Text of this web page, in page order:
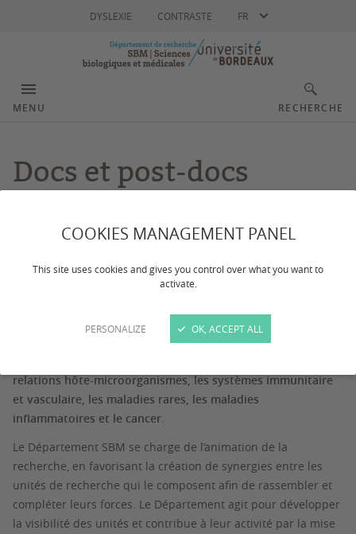
COOKIES MANAGEMENT PANEL
This site uses cookies and gives you control over what you want to
activate.
PERSONALIZE OK, ACCEPT ALL
DYSLEXIE CONTRASTE FR
MENU RECHERCHE
Docs et post-docs
Le Département SBM rassemble 6 unités de recherche et 1
scientifique qui s'intéressent à la recherche scientifique
biologique et médicale.
relations hôte-microorganismes, les systèmes immunitaire
et vasculaire, les maladies rares, les maladies
inflammatoires et le cancer.
Le Département SBM se charge de l’animation de la
recherche, en favorisant la création de synergies entre les
unités de recherche qui le composent afin de rassembler et
compléter leurs forces. Le Département agit pour développer
la visibilité des unités et contribue à leur activité par la mise